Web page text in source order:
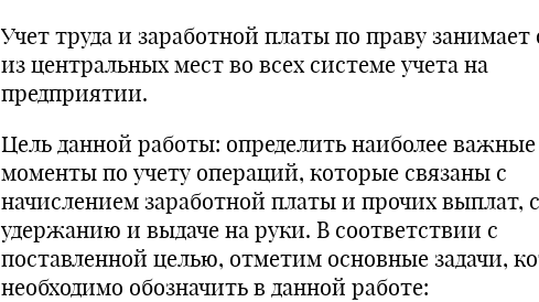
Учет труда и заработной платы по праву занимает
из центральных мест во всех системе учета на
предприятии.
Цель данной работы: определить наиболее важные
моменты по учету операций, которые связаны с
начислением заработной платы и прочих выплат,
удержанию и выдаче на руки. В соответствии с
поставленной целью, отметим основные задачи,
необходимо обозначить в данной работе: